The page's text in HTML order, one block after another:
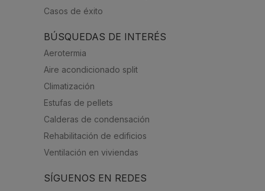
Casos de éxito
BÚSQUEDAS DE INTERÉS
Aerotermia
Aire acondicionado split
Climatización
Estufas de pellets
Calderas de condensación
Rehabilitación de edificios
Ventilación en viviendas
SÍGUENOS EN REDES